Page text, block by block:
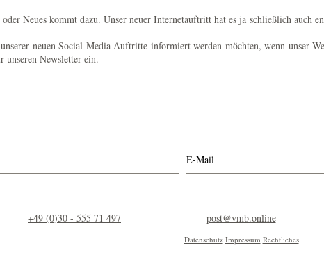
Neues kommt dazu. Unser neuer Internetauftritt hat es ja schließlich auch
neuen Social Media Auftritte informiert werden möchten, wenn unser
unseren Newsletter ein.
post@vmb.online
+49 (0)30 - 555 71 497
Datenschutz Impressum Rechtliches